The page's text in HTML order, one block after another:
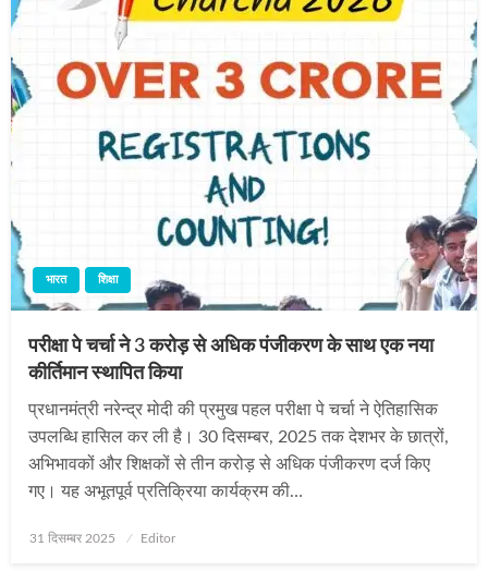
भारत शिक्षा
परीक्षा पे चर्चा ने 3 करोड़ से अधिक पंजीकरण के साथ एक नया
कीर्तिमान स्थापित किया
प्रधानमंत्री नरेन्द्र मोदी की प्रमुख पहल परीक्षा पे चर्चा ने ऐतिहासिक
उपलब्धि हासिल कर ली है। 30 दिसम्बर, 2025 तक देशभर के छात्रों,
अभिभावकों और शिक्षकों से तीन करोड़ से अधिक पंजीकरण दर्ज किए
गए। यह अभूतपूर्व प्रतिक्रिया कार्यक्रम की…
Posted
31 दिसम्बर 2025 Editor